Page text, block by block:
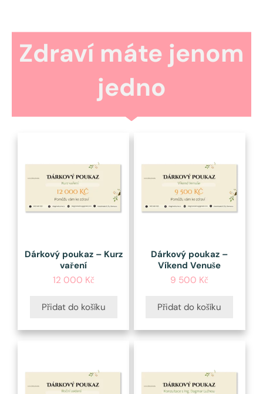
Zdraví máte jenom
jedno
Dárkový poukaz – Kurz
vaření
12 000 Kč
Přidat do košíku
Dárkový poukaz –
Víkend Venuše
9 500 Kč
Přidat do košíku